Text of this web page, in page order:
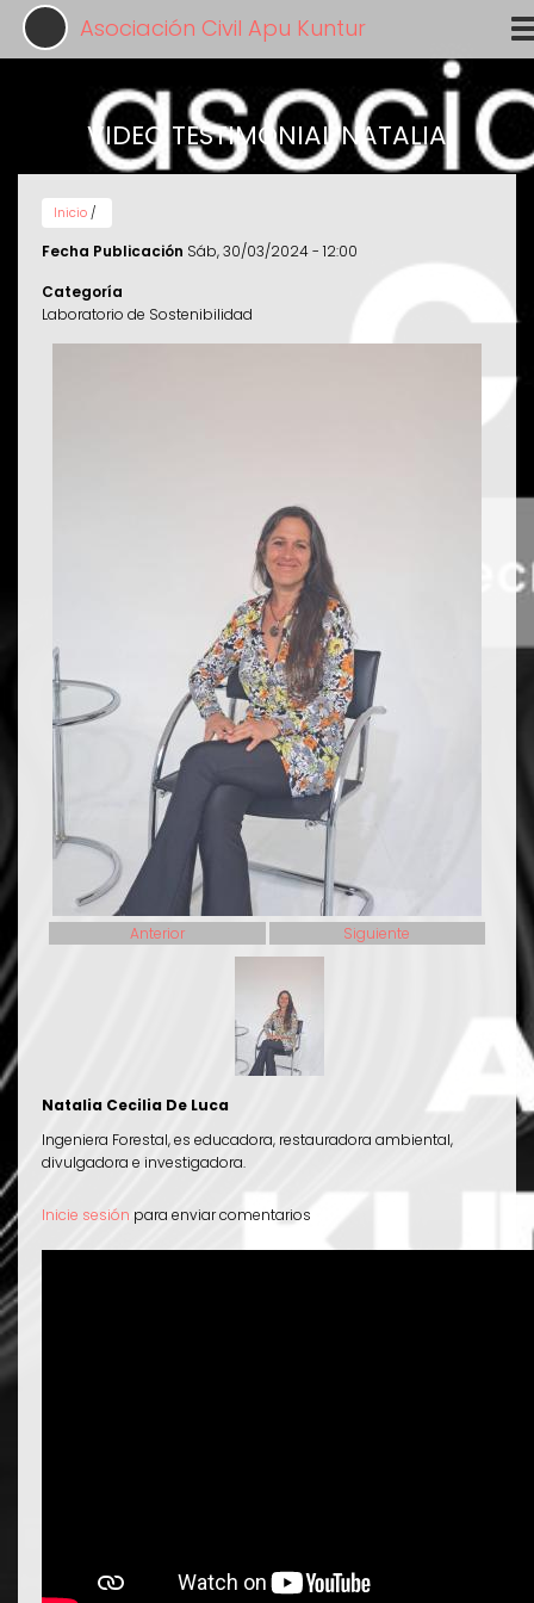
Pasar
contenido
Asociación Civil Apu Kuntur
VIDEO TESTIMONIAL NATALIA
Inicio /
Fecha Publicación Sáb, 30/03/2024 - 12:00
Categoría
Laboratorio de Sostenibilidad
Anterior Siguiente
Natalia Cecilia De Luca
Ingeniera Forestal, es educadora, restauradora ambiental,
divulgadora e investigadora.
Inicie sesión para enviar comentarios